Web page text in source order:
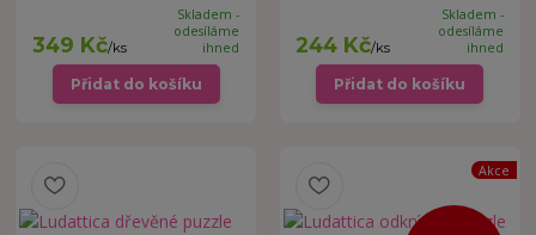
349 Kč/ks
Skladem -
odesíláme
ihned
Přidat do košíku
244 Kč/ks
Skladem -
odesíláme
ihned
Přidat do košíku
Akce